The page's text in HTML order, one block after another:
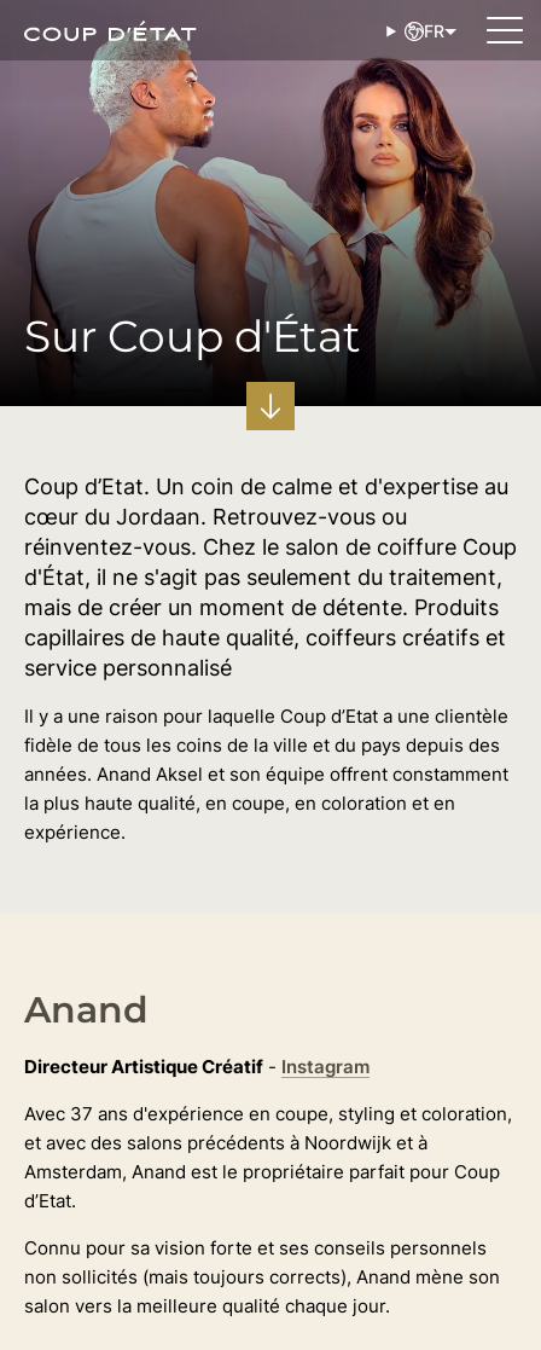
FR
Sur Coup d'État
Coup d’Etat. Un coin de calme et d'expertise au
cœur du Jordaan. Retrouvez-vous ou
réinventez-vous. Chez le salon de coiffure Coup
d'État, il ne s'agit pas seulement du traitement,
mais de créer un moment de détente. Produits
capillaires de haute qualité, coiffeurs créatifs et
service personnalisé
Il y a une raison pour laquelle Coup d’Etat a une clientèle
fidèle de tous les coins de la ville et du pays depuis des
années. Anand Aksel et son équipe offrent constamment
la plus haute qualité, en coupe, en coloration et en
expérience.
Anand
Directeur Artistique Créatif - Instagram
Avec 37 ans d'expérience en coupe, styling et coloration,
et avec des salons précédents à Noordwijk et à
Amsterdam, Anand est le propriétaire parfait pour Coup
d’Etat.
Connu pour sa vision forte et ses conseils personnels
non sollicités (mais toujours corrects), Anand mène son
salon vers la meilleure qualité chaque jour.